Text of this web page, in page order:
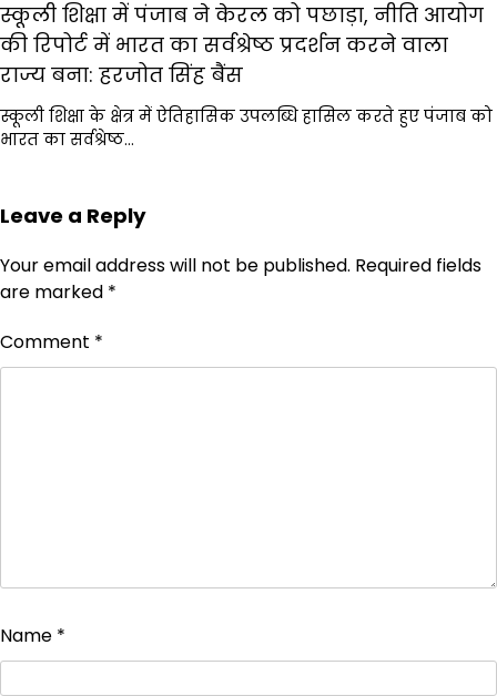
स्कूली शिक्षा में पंजाब ने केरल को पछाड़ा, नीति आयोग
की रिपोर्ट में भारत का सर्वश्रेष्ठ प्रदर्शन करने वाला
राज्य बना: हरजोत सिंह बैंस
स्कूली शिक्षा के क्षेत्र में ऐतिहासिक उपलब्धि हासिल करते हुए पंजाब को
भारत का सर्वश्रेष्ठ…
Leave a Reply
Your email address will not be published. Required fields
are marked *
Comment *
Name *